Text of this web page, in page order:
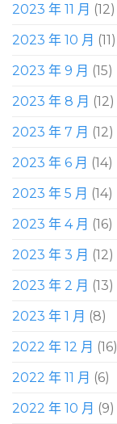
2023 年 11 月 (12)
2023 年 10 月 (11)
2023 年 9 月 (15)
2023 年 8 月 (12)
2023 年 7 月 (12)
2023 年 6 月 (14)
2023 年 5 月 (14)
2023 年 4 月 (16)
2023 年 3 月 (12)
2023 年 2 月 (13)
2023 年 1 月 (8)
2022 年 12 月 (16)
2022 年 11 月 (6)
2022 年 10 月 (9)